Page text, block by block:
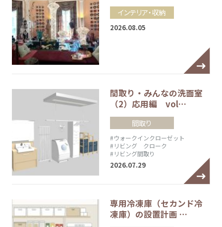
インテリア・収納
2026.08.05
間取り・みんなの洗面室
（2）応用編 vol…
間取り
#ウォークインクローゼット
#リビング クローク
#リビング間取り
2026.07.29
専用冷凍庫（セカンド冷
凍庫）の設置計画 …